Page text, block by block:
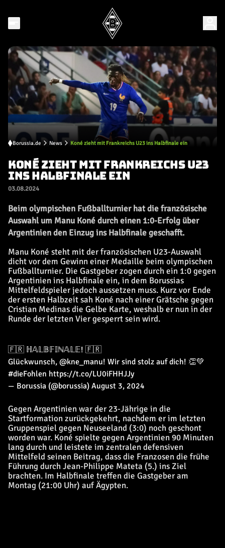
Borussia.de News Koné zieht mit Frankreichs U23 ins Halbfinale ein
KONÉ ZIEHT MIT FRANKREICHS U23
INS HALBFINALE EIN
03.08.2024
Beim olympischen Fußballturnier hat die französische
Auswahl um Manu Koné durch einen 1:0-Erfolg über
Argentinien den Einzug ins Halbfinale geschafft.
Manu Koné steht mit der französischen U23-Auswahl
dicht vor dem Gewinn einer Medaille beim olympischen
Fußballturnier. Die Gastgeber zogen durch ein 1:0 gegen
Argentinien ins Halbfinale ein, in dem Borussias
Mittelfeldspieler jedoch aussetzen muss. Kurz vor Ende
der ersten Halbzeit sah Koné nach einer Grätsche gegen
Cristian Medinas die Gelbe Karte, weshalb er nun in der
Runde der letzten Vier gesperrt sein wird.
🇫🇷 ℍ𝔸𝕃𝔹𝔽𝕀ℕ𝔸𝕃𝔼! 🇫🇷
Glückwunsch, @kne_manu! Wir sind stolz auf dich! 👏💚
#dieFohlen https://t.co/LU0iFHHJJy
— Borussia (@borussia) August 3, 2024
Gegen Argentinien war der 23-Jährige in die
Startformation zurückgekehrt, nachdem er im letzten
Gruppenspiel gegen Neuseeland (3:0) noch geschont
worden war. Koné spielte gegen Argentinien 90 Minuten
lang durch und leistete im zentralen defensiven
Mittelfeld seinen Beitrag, dass die Franzosen die frühe
Führung durch Jean-Philippe Mateta (5.) ins Ziel
brachten. Im Halbfinale treffen die Gastgeber am
Montag (21:00 Uhr) auf Ägypten.